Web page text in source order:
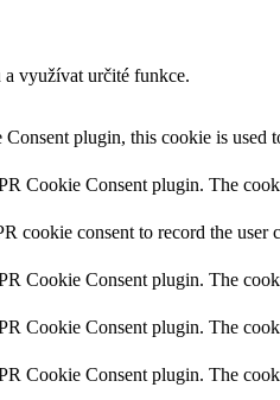
a využívat určité funkce.
plugin, this cookie is used
Cookie Consent plugin. The
cookie consent to record the
Cookie Consent plugin. The
Cookie Consent plugin. The
Cookie Consent plugin. The